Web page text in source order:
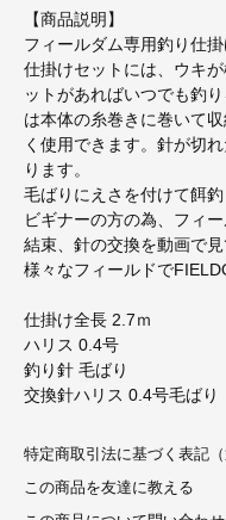
【商品説明】
フィールダム専用釣り仕掛
仕掛けセットには、ウキ
ットがあればいつでも釣
は本体の糸巻きに巻いて
く使用できます。針が切
ります。
毛ばりにえさを付けて餌釣
ビギナーの方の為、フィ
結束、針の交換を動画で見
様々なフィールドで
仕掛け全長 2.7ｍ
ハリス 0.4号
釣り針 毛ばり
交換針ハリス 0.4号毛ばり
特定商取引法に基づく表記（
この商品を友達に教える